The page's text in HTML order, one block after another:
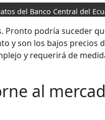
del Banco Central del
Pronto podría suceder
y son los bajos precios
y requerirá de
al